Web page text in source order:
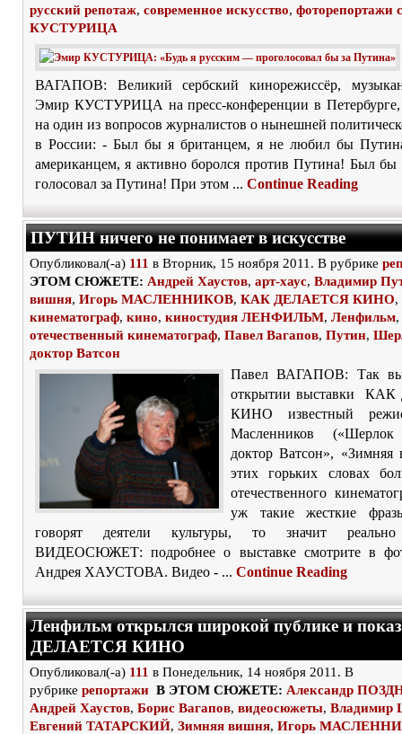
русский репотаж, современное искусство, фоторепортажи
КУСТУРИЦА
ВАГАПОВ: Великий сербский кинорежиссёр,
Эмир КУСТУРИЦА на пресс-конференции в Петербурге,
на один из вопросов журналистов о нынешней
в России: - Был бы я британцем, я не любил бы
американцем, я активно боролся против Путина! Был бы
голосовал за Путина! При этом ... Continue Reading
ПУТИН ничего не понимает в искусстве
Опубликовал(-а) 111 в Вторник, 15 ноября 2011. В рубрике
ЭТОМ СЮЖЕТЕ: Андрей Хаустов, арт-хаус, Владимир
вишня, Игорь МАСЛЕННИКОВ, КАК ДЕЛАЕТСЯ КИНО,
кинематограф, кино, киностудия ЛЕНФИЛЬМ, Ленфильм,
отечественный кинематограф, Павел Вагапов, Путин,
доктор Ватсон
Павел ВАГАПОВ: Так
открытии выставки
КИНО известный
Масленников
доктор Ватсон»,
этих горьких словах
отечественного
уж такие жесткие
говорят деятели культуры, то значит реально
ВИДЕОСЮЖЕТ: подробнее о выставке смотрите в
Андрея ХАУСТОВА. Видео - ... Continue Reading
Ленфильм открылся широкой публике и
ДЕЛАЕТСЯ КИНО
Опубликовал(-а) 111 в Понедельник, 14 ноября 2011. В
рубрике репортажи В ЭТОМ СЮЖЕТЕ: Александр
Андрей Хаустов, Борис Вагапов, видеосюжеты,
Евгений ТАТАРСКИЙ, Зимняя вишня, Игорь